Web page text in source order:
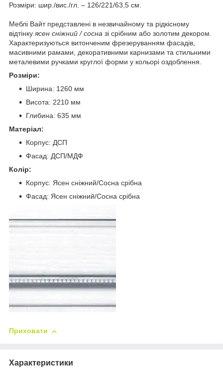
Розміри: шир./вис./гл. – 126/221/63,5 см.
Меблі Вайт представлені в незвичайному та рідкісному
відтінку ясен сніжний / сосна зі срібним або золотим декором.
Характеризуються витонченим фрезеруванням фасадів,
масивними рамами, декоративними карнизами та стильними
металевими ручками круглої форми у кольорі оздоблення.
Розміри:
Ширина: 1260 мм
Висота: 2210 мм
Глибина: 635 мм
Матеріал:
Корпус: ДСП
Фасад: ДСП/МДФ
Колір:
Корпус: Ясен сніжний/Сосна срібна
Фасад: Ясен сніжний/Сосна срібна
Приховати
Характеристики